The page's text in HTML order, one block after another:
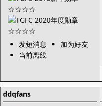
发短消息
加为好友
当前离线
ddqfans